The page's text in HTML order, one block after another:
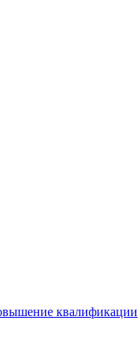
квалификации